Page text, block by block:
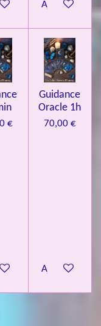
au panierAjouter au
€
au panier
Guidance
Oracle 1h
70,00 €
Ajouter au